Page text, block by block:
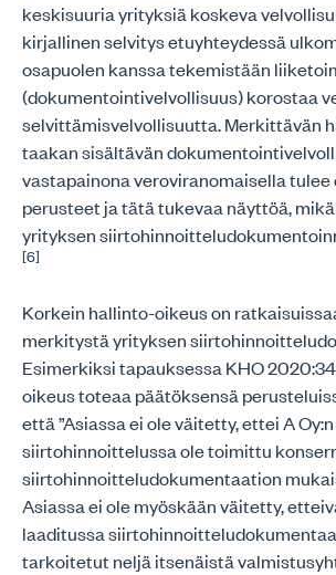
keskisuuria yrityksiä koskeva
kirjallinen selvitys etuyhteydessä
osapuolen kanssa tekemistään
(dokumentointivelvollisuus) korostaa
selvittämisvelvollisuutta. Merkittävän
taakan sisältävän
vastapainona veroviranomaisella tulee
perusteet ja tätä tukevaa näyttöä,
yrityksen
[6]
Korkein hallinto-oikeus on
merkitystä yrityksen
Esimerkiksi tapauksessa KHO
oikeus toteaa päätöksensä
että ”Asiassa ei ole väitetty, ettei A Oy:n
siirtohinnoittelussa ole toimittu
siirtohinnoitteludokumentaation
Asiassa ei ole myöskään väitetty,
laaditussa
tarkoitetut neljä itsenäistä